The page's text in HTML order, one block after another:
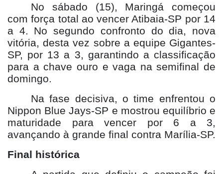
No sábado (15), Maringá começou
com força total ao vencer Atibaia-SP por 14
a 4. No segundo confronto do dia, nova
vitória, desta vez sobre a equipe Gigantes-
SP, por 13 a 3, garantindo a classificação
para a chave ouro e vaga na semifinal de
domingo.
Na fase decisiva, o time enfrentou o
Nippon Blue Jays-SP e mostrou equilíbrio e
maturidade para vencer por 6 a 3,
avançando à grande final contra Marília-SP.
Final histórica